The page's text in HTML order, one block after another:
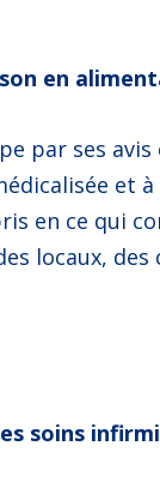
en
par ses
et
en ce qui
locaux,
soins